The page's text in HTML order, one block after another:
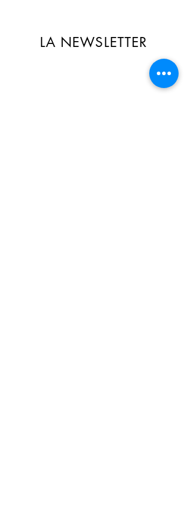
LA NEWSLETTER